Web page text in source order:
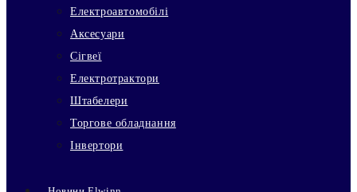
Електроавтомобілі
Аксесуари
Сігвеї
Електротрактори
Штабелери
Торгове обладнання
Інвертори